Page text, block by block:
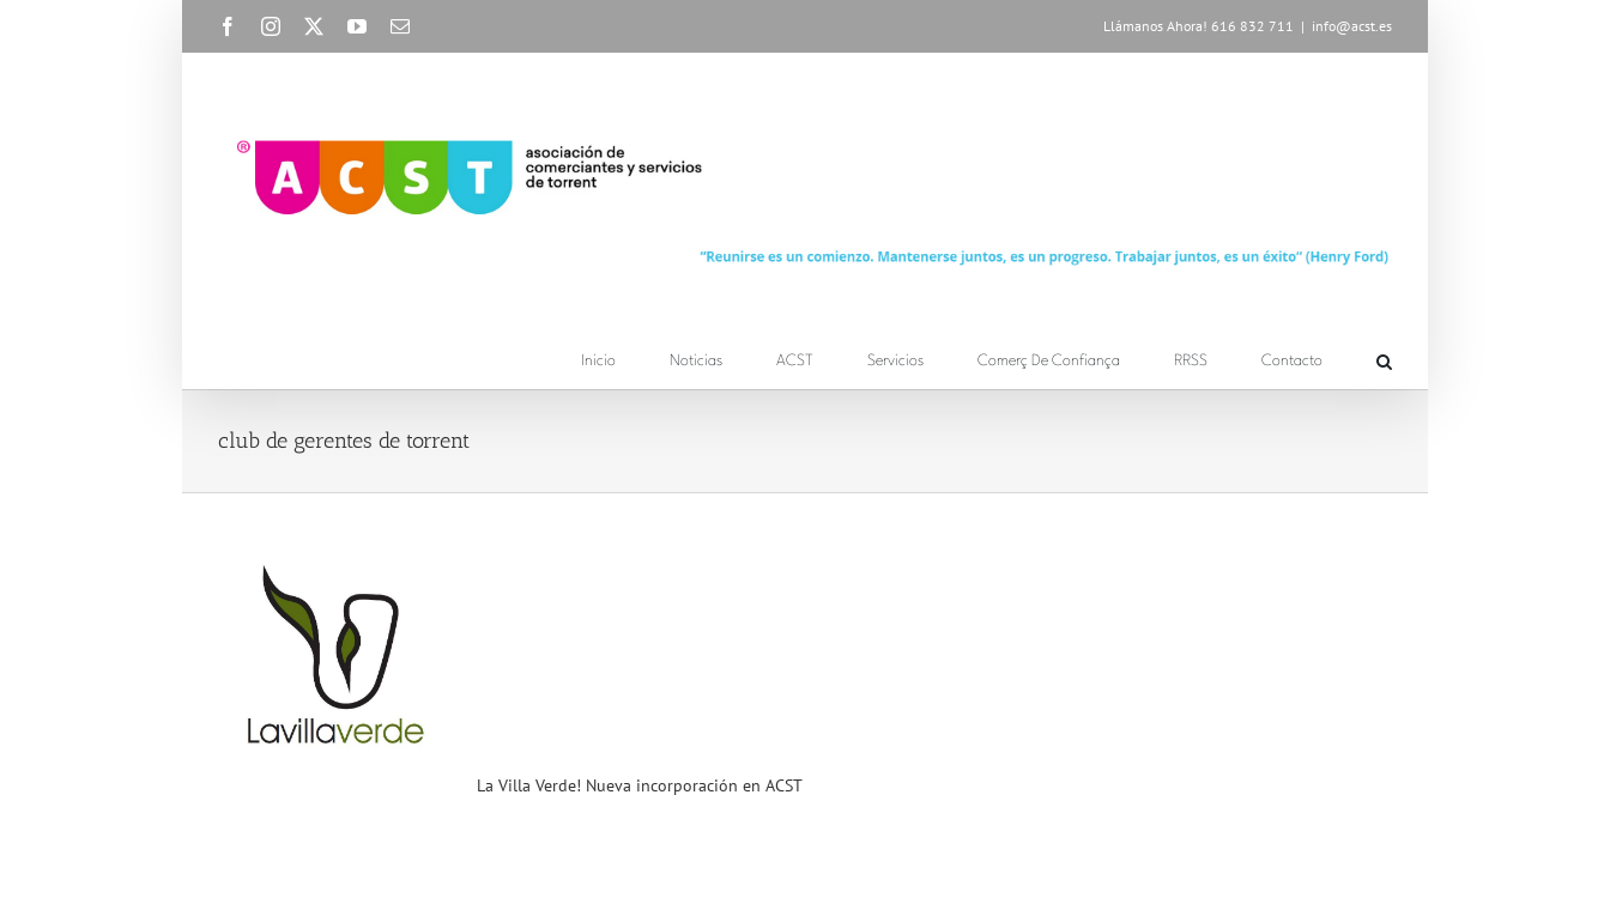
FacebookInstagram YouTubeEmail Llámanos Ahora! 616 832 711 | info@acst.es
Inicio Noticias ACST Servicios Comerç De Confiança RRSS Contacto
club de gerentes de torrent
La Villa Verde! Nueva incorporación en ACST